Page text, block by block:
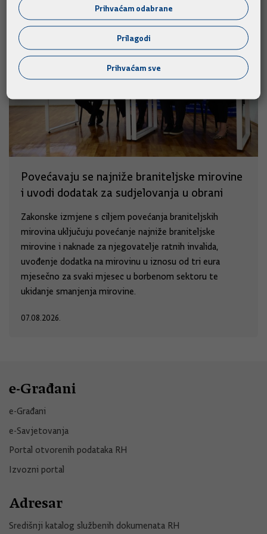
Povećavaju se najniže braniteljske mirovine
i uvodi dodatak za sudjelovanja u obrani
Zakonske izmjene s ciljem povećanja braniteljskih
mirovina uključuju povećanje najniže braniteljske
mirovine i naknade za njegovatelje ratnih invalida,
uvođenje dodatka na mirovinu u iznosu od tri eura
mjesečno za svaki mjesec u borbenom sektoru te
ukidanje smanjenja mirovine.
07.08.2026.
e-Građani
e-Građani
e-Savjetovanja
Portal otvorenih podataka RH
Izvozni portal
Adresar
Središnji katalog službenih dokumenata RH
Prihvaćam odabrane
Prilagodi
Prihvaćam sve